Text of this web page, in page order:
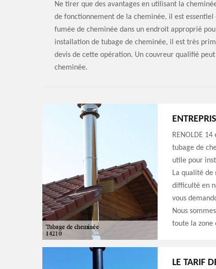
Ne tirer que des avantages en utilisant la
de fonctionnement de la cheminée, il est
fumée de cheminée dans un endroit approprié
installation de tubage de cheminée, il est très
devis de cette opération. Un couvreur qualifié
cheminée.
RENOLDE
tubage de
utile pour
La qualité de
difficulté en
vous
Nous
toute la zone
LE TARIF